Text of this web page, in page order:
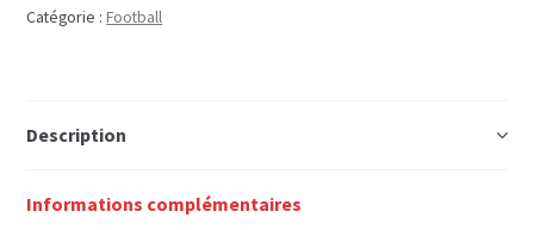
KOPA
Catégorie :Football
Description
Informations complémentaires